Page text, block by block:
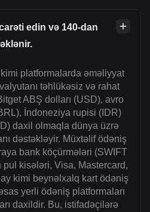
edin və 140-dan
kimi platformalarda əməliyyat
təhlükəsiz və rahat
ABŞ dolları (USD), avro
İndoneziya rupisi (IDR)
daxil olmaqla dünya üzrə
dəstəkləyir. Müxtəlif ödəniş
bank köçürmələri (SWIFT
kisələri, Visa, Mastercard,
kimi beynəlxalq kart ödəniş
yerli ödəniş platformaları
daxildir. Bu, istifadəçilərə